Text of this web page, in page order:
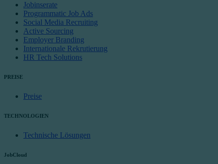
Jobinserate
Programmatic Job Ads
Social Media Recruiting
Active Sourcing
Employer Branding
Internationale Rekrutierung
HR Tech Solutions
PREISE
Preise
TECHNOLOGIEN
Technische Lösungen
JobCloud